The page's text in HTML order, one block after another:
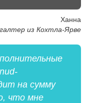
Ханна
из Кохтла-Ярве
на сумму
что мне